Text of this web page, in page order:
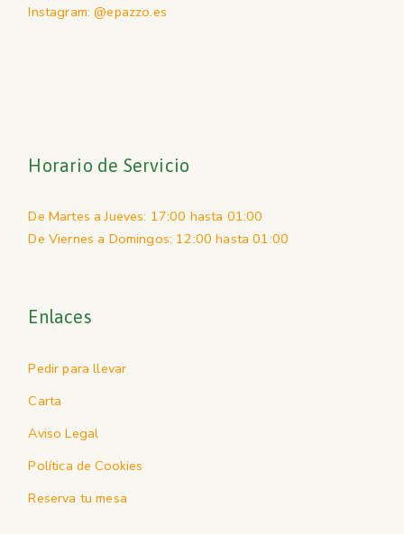
Instagram: @epazzo.es
Horario de Servicio
De Martes a Jueves: 17:00 hasta 01:00
De Viernes a Domingos: 12:00 hasta 01:00
Enlaces
Pedir para llevar
Carta
Aviso Legal
Política de Cookies
Reserva tu mesa